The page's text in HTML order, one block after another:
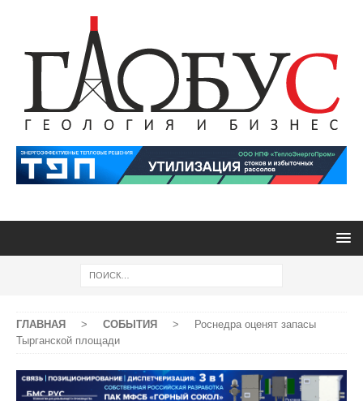
ГЛАВНАЯ > СОБЫТИЯ >
Роснедра оценят запасы
Тырганской площади